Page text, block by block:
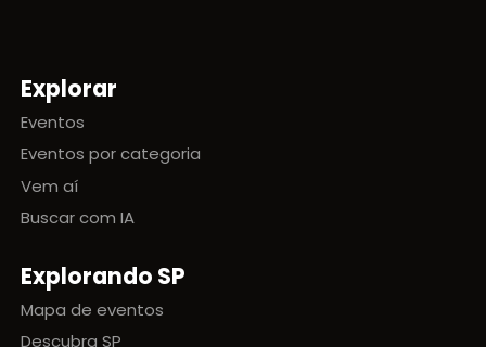
Mapa do site
Explorar
Eventos
Eventos por categoria
Vem aí
Buscar com IA
Explorando SP
Mapa de eventos
Descubra SP